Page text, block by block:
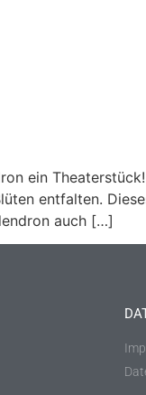
ein
entfalten.
auch […]